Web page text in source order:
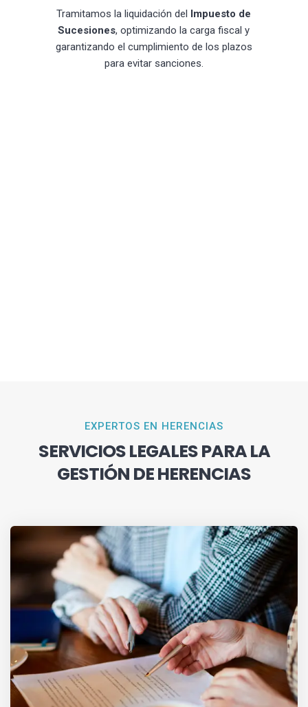
Tramitamos la liquidación del Impuesto de
Sucesiones, optimizando la carga fiscal y
garantizando el cumplimiento de los plazos
para evitar sanciones.
EXPERTOS EN HERENCIAS
SERVICIOS LEGALES PARA LA
GESTIÓN DE HERENCIAS